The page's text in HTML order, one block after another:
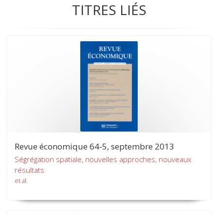
TITRES LIÉS
Revue économique 64-5, septembre 2013
Ségrégation spatiale, nouvelles approches, nouveaux
résultats
et al.